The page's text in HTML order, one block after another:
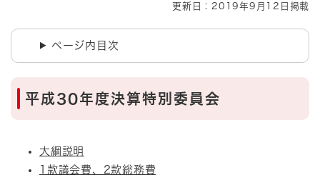
更新日：2019年9月12日掲載
ページ内目次
平成30年度決算特別委員会
大綱説明
1款議会費、2款総務費